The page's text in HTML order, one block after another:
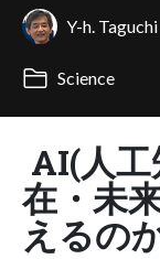
Y-h. Taguchi
Science
AI(人
在・未
えるの